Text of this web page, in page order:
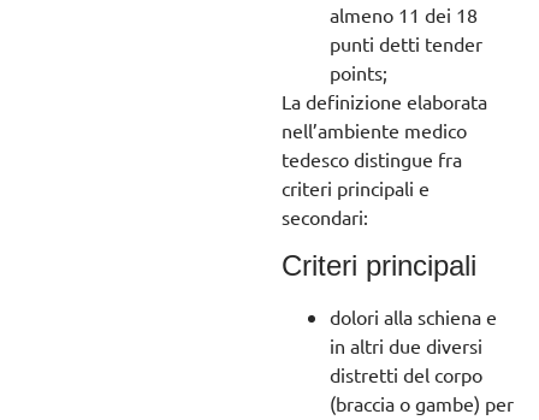
almeno 11 dei 18
punti detti tender
points;
La definizione elaborata
nell’ambiente medico
tedesco distingue fra
criteri principali e
secondari:
Criteri principali
dolori alla schiena e
in altri due diversi
distretti del corpo
(braccia o gambe) per